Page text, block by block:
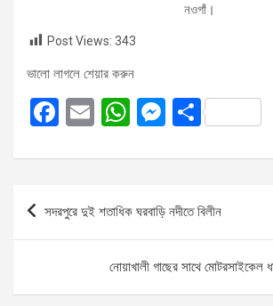
নওগাঁ।
Post Views: 343
ভালো লাগলে শেয়ার করুন
F
ce
o
E
ail
W
at
A
p
p
M
se
n
g
er
S
ar
e
Post
navigation
সদরপুরে দুই শতাধিক ঘরবাড়ি নদীতে বিলীন
নোয়াখালী গাছের সাথে